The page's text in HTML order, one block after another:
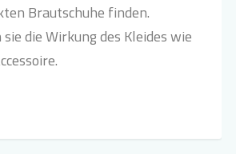
Brautschuhe finden.
die Wirkung des Kleides wie